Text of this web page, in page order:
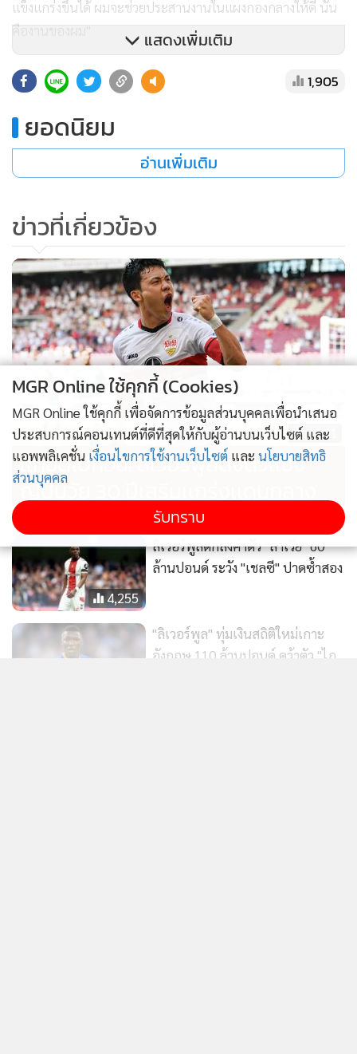
3,109
เซโด" ร่วมทัพ
ลิเวอร์พูลรุกทาบ "ชีค ดูคูเร" 60 ล้าน
ปอนด์ หลังวืด "ไคเซโด-ลาเวีย"
แสดงเพิ่มเติม
ข่าวในหมวดล่าสุด
1 อาร์เซนอลคว้า "บรูโน" 75 ล้านปอนด์ เซ็นสัญญา 4 ปี
3
ชาวเน็ตถกสนั่นเกมบีจี-วิลล่า ช็อต ​“แคช” ขึ้นรับถ้วยเห
งาๆ ชี้ประชดเจ้าบ้านเล่นแรงทำแข้งเจ็บ
4
พรีเมียร์ลีกทำมีมคนหน้าเหมือน ชี้ "ซานเชซ" ผู้รักษา
ประตูเชลซี เหมือน "ดำ เอสโซ่" ดาวร้ายหนังไทย
ข่าวอื่นในหมวด
ติดตามข่าวสารผ่านทาง LINE
MGR Online Application
ติดตาม MGR Online
MGR Online ใช้คุกกี้ (Cookies)
MGR Online ใช้คุกกี้ เพื่อจัดการข้อมูลส่วนบุคคลเพื่อนำเสนอ
ประสบการณ์คอนเทนต์ที่ดีที่สุดให้กับผู้อ่านบนเว็บไซต์ และ
แอพพลิเคชั่น เงื่อนไขการใช้งานเว็บไซต์ และ นโยบายสิทธิ
ส่วนบุคคล
รับทราบ